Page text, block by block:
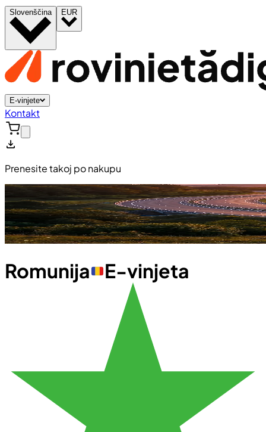
Slovenščina EUR
E-vinjete
Kontakt
Prenesite takoj po nakupu
Romunija E-vinjeta